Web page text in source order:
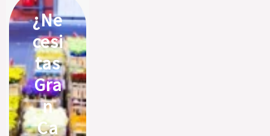
¿Ne
Cesi
Tas
Gra
N
Ca